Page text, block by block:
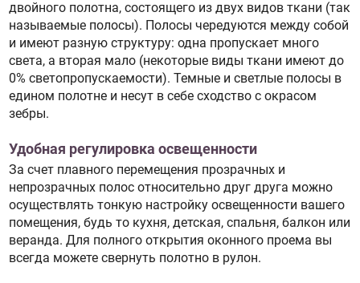
двойного полотна, состоящего из двух видов ткани (так
называемые полосы). Полосы чередуются между собой
и имеют разную структуру: одна пропускает много
света, а вторая мало (некоторые виды ткани имеют до
0% светопропускаемости). Темные и светлые полосы в
едином полотне и несут в себе сходство с окрасом
зебры.
Удобная регулировка освещенности
За счет плавного перемещения прозрачных и
непрозрачных полос относительно друг друга можно
осуществлять тонкую настройку освещенности вашего
помещения, будь то кухня, детская, спальня, балкон или
веранда. Для полного открытия оконного проема вы
всегда можете свернуть полотно в рулон.